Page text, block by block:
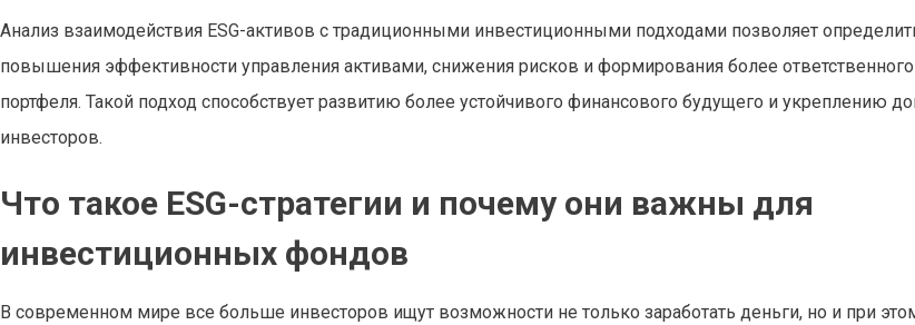
Анализ взаимодействия ESG-активов с традиционными инвестиционными подходами позволяет
повышения эффективности управления активами, снижения рисков и формирования более
портфеля. Такой подход способствует развитию более устойчивого финансового будущего и укреплению
инвесторов.
Что такое ESG-стратегии и почему они важны для
инвестиционных фондов
В современном мире все больше инвесторов ищут возможности не только заработать деньги, но и при